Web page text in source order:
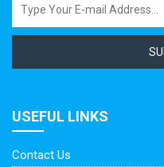
USEFUL LINKS
Contact Us